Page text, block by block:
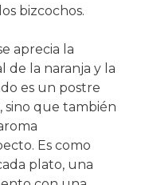
bizcochos.
aprecia la
de la naranja y la
es un postre
sino que también
Es como
plato, una